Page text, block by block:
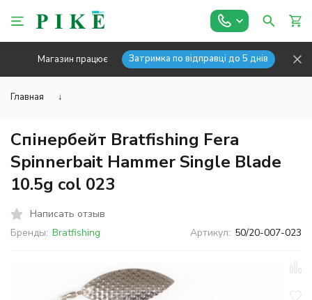
Магазин працює Затримка по відправці до 5 днів
Главная ↓
Спінербейт Bratfishing Fera
Spinnerbait Hammer Single Blade
10.5g col 023
Написать отзыв
Бренды: Bratfishing Артикул: 50/20-007-023